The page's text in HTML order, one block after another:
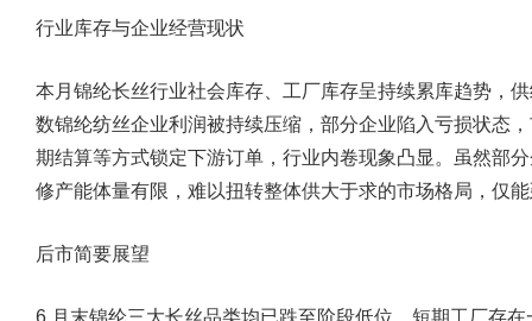
行业库存与企业经营现状
本月锦纶长丝行业社会库存、工厂库存呈持续累库趋势，
数锦纶纺丝企业利润被持续压缩，部分企业陷入亏损状态
期结算等方式锁定下游订单，行业内卷现象凸显。虽然部
修产能体量有限，难以扭转整体供大于求的市场格局，仅
后市简要展望
6 月末锦纶三大长丝品类均已跌至阶段低位，短期工厂存